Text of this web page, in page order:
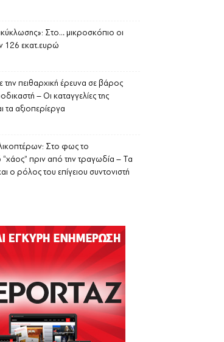
Στο… μικροσκόπιο οι
126 εκατ.ευρώ
την πειθαρχική έρευνα σε βάρος
– Οι καταγγελίες της
τα αξιοπερίεργα
Στο φως το
“χάος” πριν από την τραγωδία – Τα
ο ρόλος του επίγειου συντονιστή